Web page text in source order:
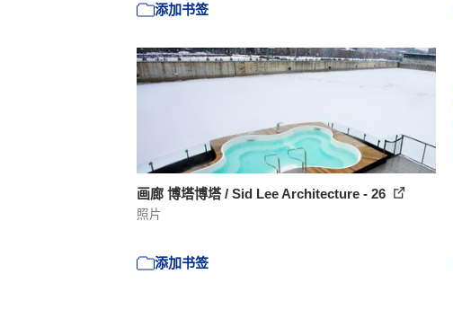
添加书签
画廊 博塔博塔 / Sid Lee Architecture - 26
照片
添加书签